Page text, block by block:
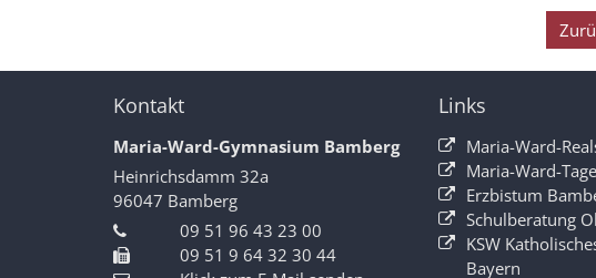
Kontakt
Maria-Ward-Gymnasium Bamberg
Heinrichsdamm 32a
96047 Bamberg
09 51 96 43 23 00
09 51 9 64 32 30 44
Links
Maria-Ward-
Maria-Ward-
Erzbistum
Schulberatung
KSW
Bayern